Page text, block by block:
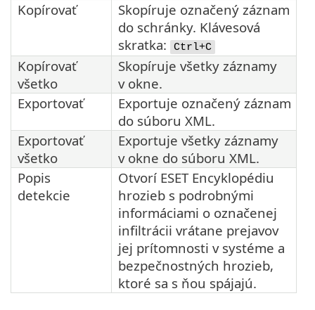
Kopírovať
Skopíruje označený záznam
do schránky. Klávesová
skratka:
Ctrl+C
Kopírovať
všetko
Skopíruje všetky záznamy
v okne.
Exportovať
Exportuje označený záznam
do súboru XML.
Exportovať
všetko
Exportuje všetky záznamy
v okne do súboru XML.
Popis
detekcie
Otvorí ESET Encyklopédiu
hrozieb s podrobnými
informáciami o označenej
infiltrácii vrátane prejavov
jej prítomnosti v systéme a
bezpečnostných hrozieb,
ktoré sa s ňou spájajú.